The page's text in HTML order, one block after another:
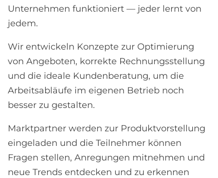
Unternehmen funktioniert — jeder lernt von
jedem.
Wir entwickeln Konzepte zur Optimierung
von Angeboten, korrekte Rechnungsstellung
und die ideale Kundenberatung, um die
Arbeitsabläufe im eigenen Betrieb noch
besser zu gestalten.
Marktpartner werden zur Produktvorstellung
eingeladen und die Teilnehmer können
Fragen stellen, Anregungen mitnehmen und
neue Trends entdecken und zu erkennen